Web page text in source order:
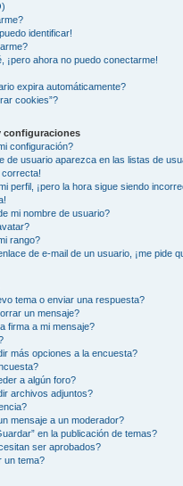
identificar!
¡pero ahora no puedo conectarme!
expira automáticamente?
cookies”?
configuraciones
configuración?
de usuario aparezca en las listas de
correcta!
perfil, ¡pero la hora sigue siendo
mi nombre de usuario?
rango?
de e-mail de un usuario, ¡me pide
tema o enviar una respuesta?
un mensaje?
firma a mi mensaje?
más opciones a la encuesta?
a algún foro?
archivos adjuntos?
mensaje a un moderador?
en la publicación de temas?
ser aprobados?
un tema?